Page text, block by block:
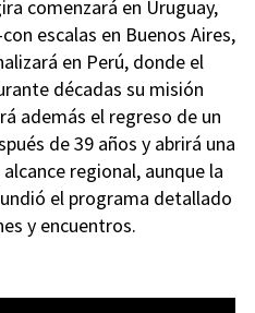
comenzará en Uruguay,
escalas en Buenos Aires,
en Perú, donde el
décadas su misión
además el regreso de un
de 39 años y abrirá una
regional, aunque la
el programa detallado
y encuentros.